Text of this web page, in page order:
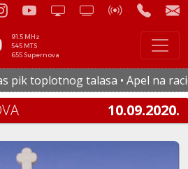
91.5 MHz
545 MTS
655 Supernova
toplotnog talasa • Apel na
10.09.2020.